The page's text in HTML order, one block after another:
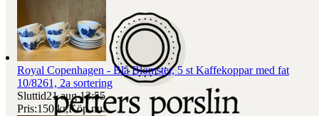
Royal Copenhagen - Blå Blomster, 5 st Kaffekoppar med fat
10/8261, 2a sortering
Sluttid21 aug 13:55.
Pris:150 kr,Köp nu.